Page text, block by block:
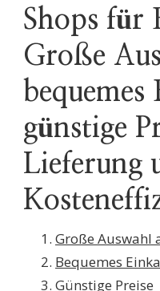
Shops für
Große
bequemes
günstige
Lieferung
Große Auswahl
Bequemes
Günstige Preise